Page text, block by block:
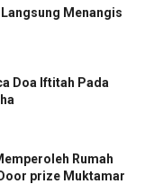
Menangis
Doa Iftitah Pada
Rumah
prize Muktamar